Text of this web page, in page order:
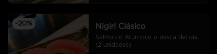
-20% Nigiri Clásico
Salmon o Atún rojo o pesca del día.
(2 unidades)